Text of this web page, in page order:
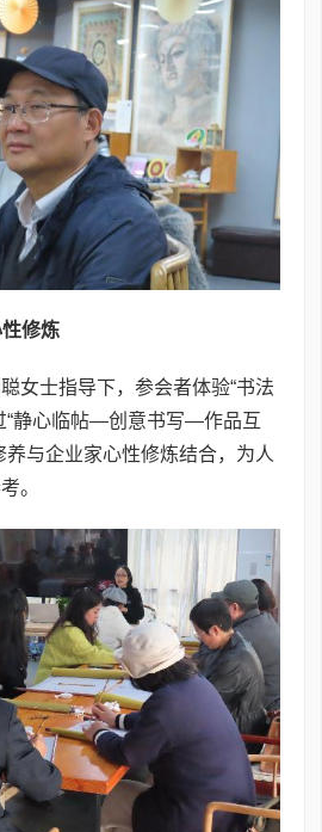
修炼
女士指导下，参会者体验“书法
“静心临帖—创意书写—作品互
养与企业家心性修炼结合，为人
。